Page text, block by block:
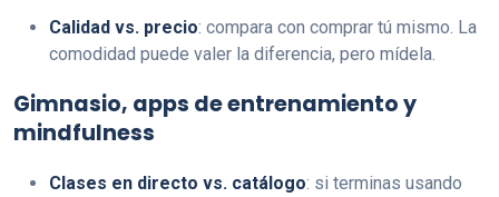
Calidad vs. precio: compara con comprar tú mismo. La
comodidad puede valer la diferencia, pero mídela.
Gimnasio, apps de entrenamiento y
mindfulness
Clases en directo vs. catálogo: si terminas usando